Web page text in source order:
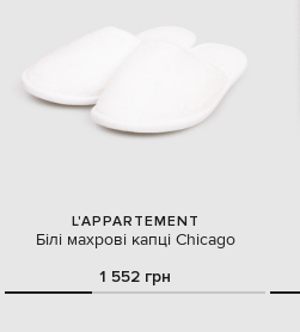
L'APPARTEMENT
Білі махрові капці Chicago
1 552 грн